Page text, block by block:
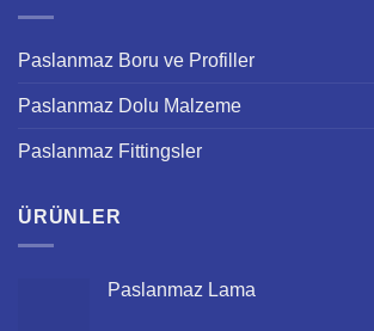
Paslanmaz Boru ve Profiller
Paslanmaz Dolu Malzeme
Paslanmaz Fittingsler
ÜRÜNLER
Paslanmaz Lama